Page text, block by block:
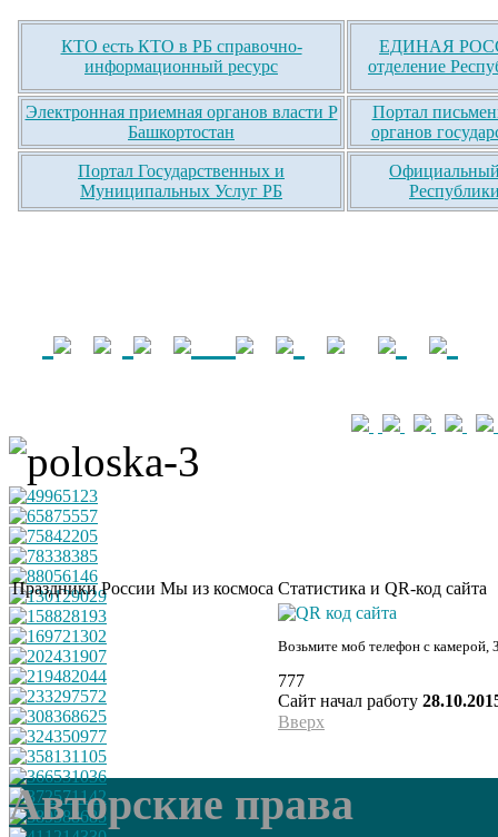
КТО есть КТО в РБ справочно-
информационный ресурс
ЕДИНАЯ
отделение
Электронная приемная органов власти Р
Башкортостан
Портал
органов
Портал Государственных и
Муниципальных Услуг РБ
Официальный
Праздники России Мы из космоса Статистика и QR-код сайта
Возьмите моб телефон с камерой,
777
Сайт начал работу
Вверх
Авторские права